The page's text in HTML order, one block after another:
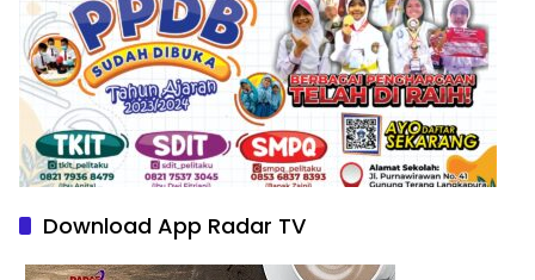
Download App Radar TV